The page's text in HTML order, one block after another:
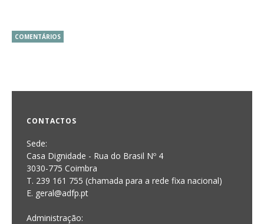
COMENTÁRIOS
CONTACTOS
Sede:
Casa Dignidade - Rua do Brasil Nº 4
3030-775 Coimbra
T. 239 161 755 (chamada para a rede fixa nacional)
E. geral@adfp.pt
Administração: